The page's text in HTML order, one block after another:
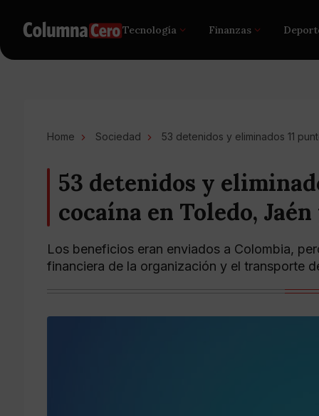
Tecnología Finanzas
Home Sociedad 53 detenidos y eliminados 11
53 detenidos y
cocaína en Toledo,
Los beneficios eran enviados a Colombia,
financiera de la organización y el transporte